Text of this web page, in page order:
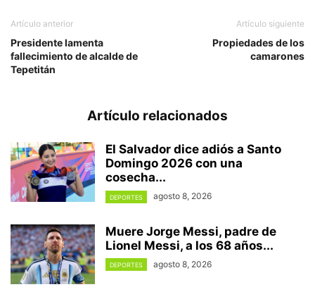
Artículo anterior
Presidente lamenta
fallecimiento de alcalde de
Tepetitán
Artículo siguiente
Propiedades de los
camarones
Artículo relacionados
El Salvador dice adiós a Santo
Domingo 2026 con una
cosecha...
DEPORTES agosto 8, 2026
Muere Jorge Messi, padre de
Lionel Messi, a los 68 años...
DEPORTES agosto 8, 2026